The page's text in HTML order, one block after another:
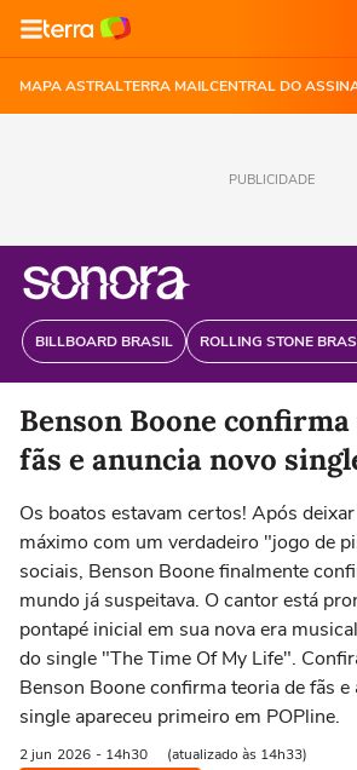
MAPA ASTRALTERRA MAILCENTRAL DO
PUBLICIDADE
BILLBOARD BRASIL ROLLING STONE
Benson Boone
fãs e anuncia novo
Os boatos estavam certos! Após
máximo com um verdadeiro "jogo de
sociais, Benson Boone finalmente
mundo já suspeitava. O cantor está
pontapé inicial em sua nova era
do single "The Time Of My Life".
Benson Boone confirma teoria de fãs e
single apareceu primeiro em POPline.
2 jun 2026 - 14h30 (atualizado às 14h33)